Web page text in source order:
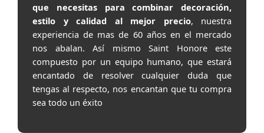
que necesitas para combinar decoración,
estilo y calidad al mejor precio, nuestra
experiencia de mas de 60 años en el mercado
nos abalan. Así mismo Saint Honore este
compuesto por un equipo humano, que estará
encantado de resolver cualquier duda que
tengas al respecto, nos encantan que tu compra
sea todo un éxito